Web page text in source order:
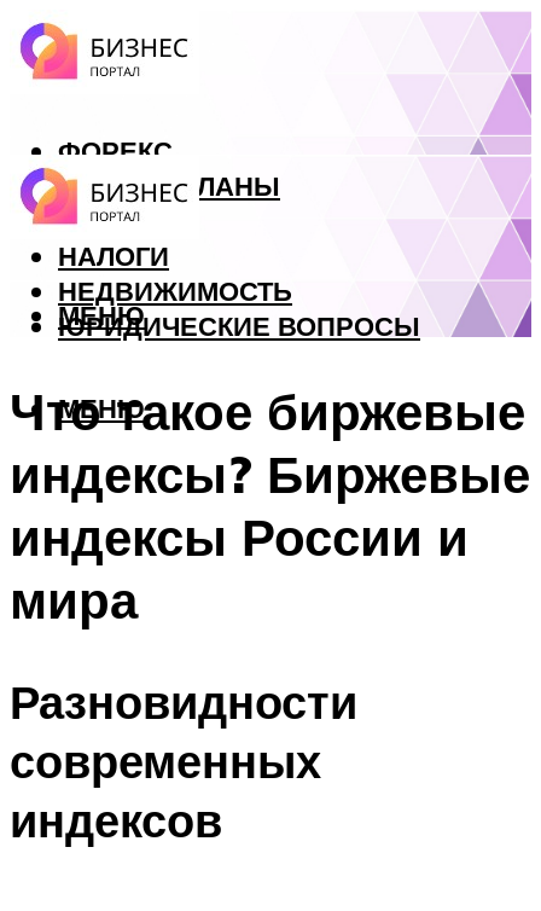
ФОРЕКС
БИЗНЕС ПЛАНЫ
КРЕДИТЫ
НАЛОГИ
НЕДВИЖИМОСТЬ
ЮРИДИЧЕСКИЕ ВОПРОСЫ
МЕНЮ
МЕНЮ
Что такое биржевые
индексы? Биржевые
индексы России и
мира
Разновидности
современных
индексов